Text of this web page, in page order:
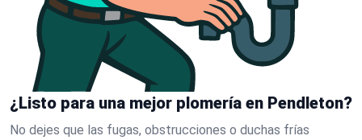
¿Listo para una mejor plomería en Pendleton?
No dejes que las fugas, obstrucciones o duchas frías